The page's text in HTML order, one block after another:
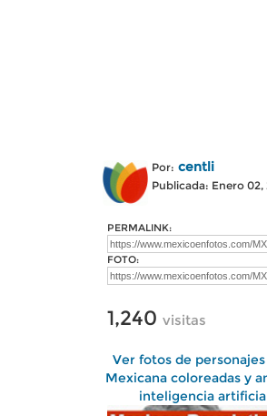
Por: centli
Publicada: Enero 02,
PERMALINK:
FOTO:
1,240 visitas
Ver fotos de
Mexicana coloreadas y
inteligencia